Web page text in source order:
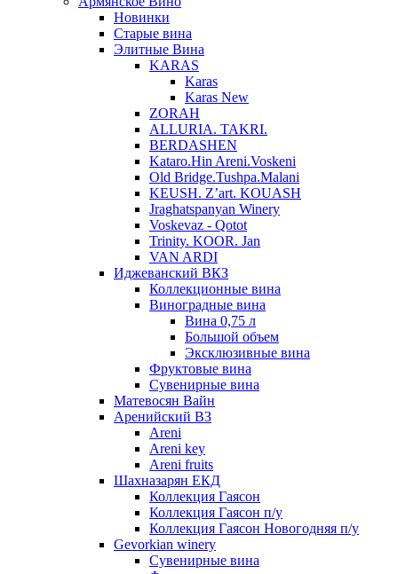
Новинки
Старые вина
Элитные Вина
KARAS
Karas
Karas New
ZORAH
ALLURIA. TAKRI.
BERDASHEN
Kataro.Hin Areni.Voskeni
Old Bridge.Tushpa.Malani
KEUSH. Z’art. KOUASH
Jraghatspanyan Winery
Voskevaz - Qotot
Trinity. KOOR. Jan
VAN ARDI
Иджеванский ВКЗ
Коллекционные вина
Виноградные вина
Вина 0,75 л
Большой объем
Эксклюзивные вина
Фруктовые вина
Cувенирные вина
Матевосян Вайн
Аренийский ВЗ
Areni
Areni key
Areni fruits
Шахназарян ЕКД
Коллекция Гаясон
Коллекция Гаясон п/у
Коллекция Гаясон Новогодняя п/у
Gevorkian winery
Сувенирные вина